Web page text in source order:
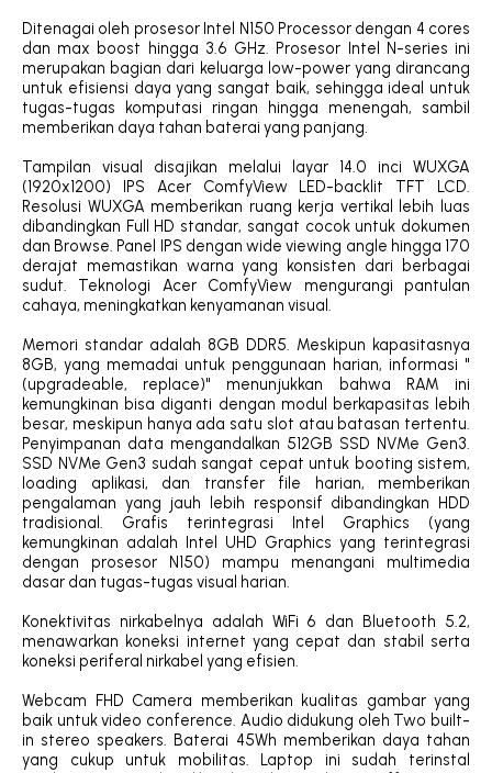
Ditenagai oleh prosesor Intel N150 Processor dengan 4 cores
dan max boost hingga 3.6 GHz. Prosesor Intel N-series ini
merupakan bagian dari keluarga low-power yang dirancang
untuk efisiensi daya yang sangat baik, sehingga ideal untuk
tugas-tugas komputasi ringan hingga menengah, sambil
memberikan daya tahan baterai yang panjang.
Tampilan visual disajikan melalui layar 14.0 inci WUXGA
(1920x1200) IPS Acer ComfyView LED-backlit TFT LCD.
Resolusi WUXGA memberikan ruang kerja vertikal lebih luas
dibandingkan Full HD standar, sangat cocok untuk dokumen
dan Browse. Panel IPS dengan wide viewing angle hingga 170
derajat memastikan warna yang konsisten dari berbagai
sudut. Teknologi Acer ComfyView mengurangi pantulan
cahaya, meningkatkan kenyamanan visual.
Memori standar adalah 8GB DDR5. Meskipun kapasitasnya
8GB, yang memadai untuk penggunaan harian, informasi "
(upgradeable, replace)" menunjukkan bahwa RAM ini
kemungkinan bisa diganti dengan modul berkapasitas lebih
besar, meskipun hanya ada satu slot atau batasan tertentu.
Penyimpanan data mengandalkan 512GB SSD NVMe Gen3.
SSD NVMe Gen3 sudah sangat cepat untuk booting sistem,
loading aplikasi, dan transfer file harian, memberikan
pengalaman yang jauh lebih responsif dibandingkan HDD
tradisional. Grafis terintegrasi Intel Graphics (yang
kemungkinan adalah Intel UHD Graphics yang terintegrasi
dengan prosesor N150) mampu menangani multimedia
dasar dan tugas-tugas visual harian.
Konektivitas nirkabelnya adalah WiFi 6 dan Bluetooth 5.2,
menawarkan koneksi internet yang cepat dan stabil serta
koneksi periferal nirkabel yang efisien.
Webcam FHD Camera memberikan kualitas gambar yang
baik untuk video conference. Audio didukung oleh Two built-
in stereo speakers. Baterai 45Wh memberikan daya tahan
yang cukup untuk mobilitas. Laptop ini sudah terinstal